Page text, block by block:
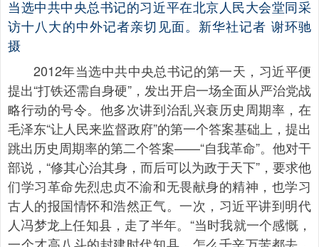
当选中共中央总书记的习近平在北京人民大会堂同采
访十八大的中外记者亲切见面。新华社记者 谢环驰
摄
2012年当选中共中央总书记的第一天，习近平便
提出“打铁还需自身硬”，发出开启一场全面从严治党战
略行动的号令。他多次讲到治乱兴衰历史周期率，在
毛泽东“让人民来监督政府”的第一个答案基础上，提出
跳出历史周期率的第二个答案——“自我革命”。他对干
部说，“修其心治其身，而后可以为政于天下”，要求他
们学习革命先烈忠贞不渝和无畏献身的精神，也学习
古人的报国情怀和浩然正气。一次，习近平讲到明代
人冯梦龙上任知县，走了半年。“当时我就一个感慨，